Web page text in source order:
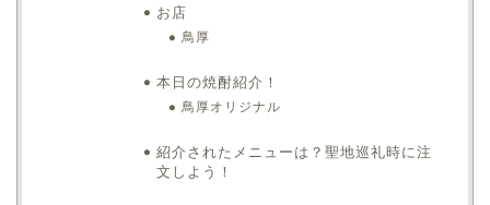
お店
鳥厚
本日の焼酎紹介！
鳥厚オリジナル
紹介されたメニューは？聖地巡礼時に注
文しよう！